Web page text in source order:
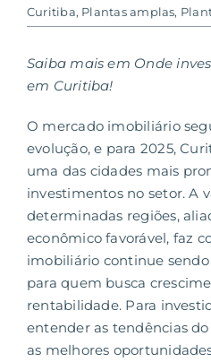
Curitiba, Plantas amplas,
Saiba mais em Onde
em Curitiba!
O mercado imobiliário
evolução, e para 2025,
uma das cidades mais
investimentos no setor. A
determinadas regiões,
econômico favorável, faz
imobiliário continue
para quem busca
rentabilidade. Para
entender as tendências
as melhores